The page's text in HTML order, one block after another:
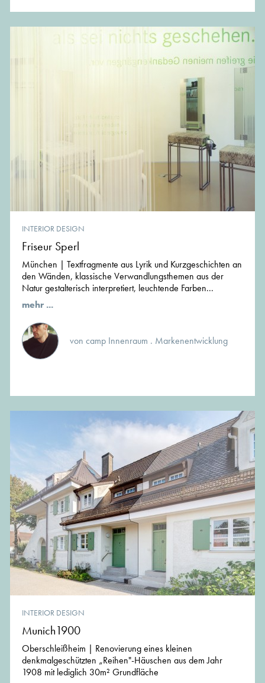
INTERIOR DESIGN
Friseur Sperl
München | Textfragmente aus Lyrik und Kurzgeschichten an
den Wänden, klassische Verwandlungsthemen aus der
Natur gestalterisch interpretiert, leuchtende Farben...
mehr ...
von camp Innenraum . Markenentwicklung
INTERIOR DESIGN
Munich1900
Oberschleißheim | Renovierung eines kleinen
denkmalgeschützten „Reihen"-Häuschen aus dem Jahr
1908 mit lediglich 30m² Grundfläche